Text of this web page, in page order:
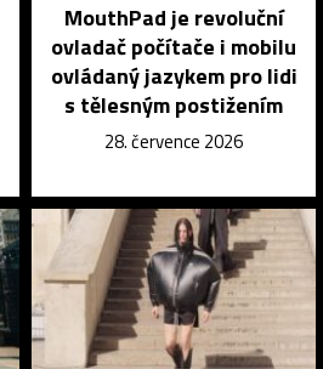
MouthPad je revoluční
ovladač počítače i mobilu
ovládaný jazykem pro lidi
s tělesným postižením
28. července 2026